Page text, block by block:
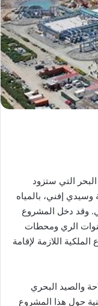
التي ستزود
وسيدي إفني، بالمياه
وقد دخل المشروع
الري ومحطات
اللازمة لإقامة
والصيد البحري
حول هذا المشروع